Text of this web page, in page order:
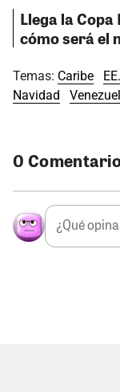
Llega la
cómo será el
Temas: Caribe
Navidad
0